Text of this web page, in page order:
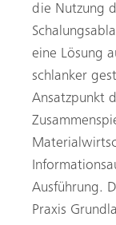
die Nutzung
eine Lösung
schlanker
Ansatzpunkt
Ausführung.
Praxis